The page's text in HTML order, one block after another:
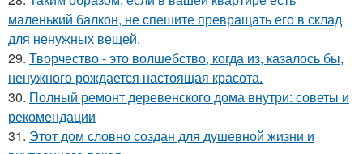
маленький балкон, не спешите превращать его в склад
для ненужных вещей.
29. Творчество - это волшебство, когда из, казалось бы,
ненужного рождается настоящая красота.
30. Полный ремонт деревенского дома внутри: советы и
рекомендации
31. Этот дом словно создан для душевной жизни и